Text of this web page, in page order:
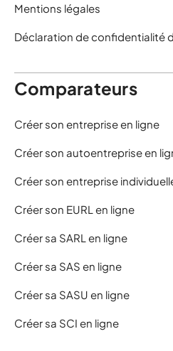
Mentions légales
Déclaration de confidentialité
Comparateurs
Créer son entreprise en ligne
Créer son autoentreprise en
Créer son entreprise
Créer son EURL en ligne
Créer sa SARL en ligne
Créer sa SAS en ligne
Créer sa SASU en ligne
Créer sa SCI en ligne